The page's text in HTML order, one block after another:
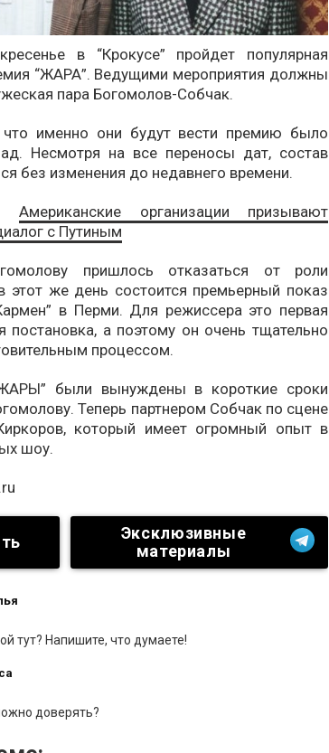
в “Крокусе” пройдет популярная
“ЖАРА”. Ведущими мероприятия должны
пара Богомолов-Собчак.
именно они будут вести премию было
Несмотря на все переносы дат, состав
без изменения до недавнего времени.
Американские организации призывают
с Путиным
пришлось отказаться от роли
этот же день состоится премьерный показ
в Перми. Для режиссера это первая
постановка, а поэтому он очень тщательно
процессом.
были вынуждены в короткие сроки
Теперь партнером Собчак по сцене
который имеет огромный опыт в
шоу.
Эксклюзивные
материалы
доверять?
тут? Напишите, что думаете!